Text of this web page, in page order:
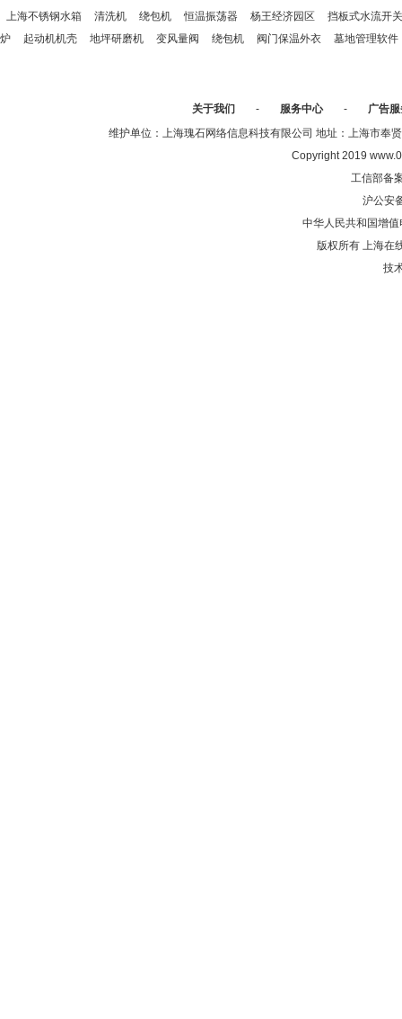
上海不锈钢水箱 清洗机 绕包机 恒温振荡器 杨王经济园区
挡板式水流开关
炉
起动机机壳 地坪研磨机 变风量阀 绕包机 阀门保温外衣 墓地管理软件
关于我们 - 服务中心 -
广告
维护单位：上海瑰石网络信息科技有限公司 地址：上海市
Copyright 2019
工信部备
沪公安
中华人民共和国增
版权所有 上海在
技